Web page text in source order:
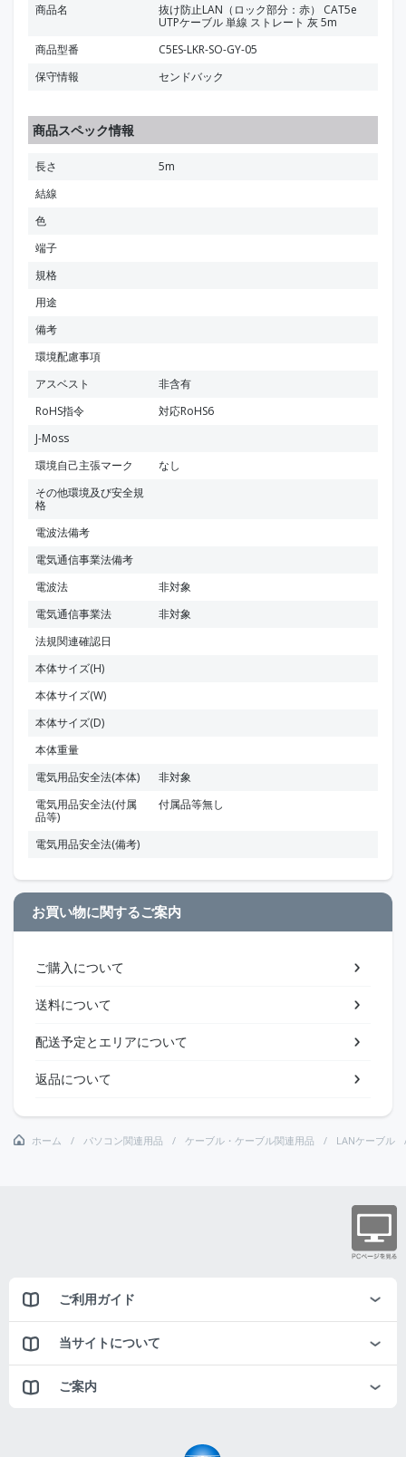
商品名
抜け防止LAN（ロック部分：赤） CAT5e
UTPケーブル 単線 ストレート 灰 5m
商品型番
C5ES-LKR-SO-GY-05
保守情報
センドバック
商品スペック情報
長さ
5m
結線
色
端子
規格
用途
備考
環境配慮事項
アスベスト
非含有
RoHS指令
対応RoHS6
J-Moss
環境自己主張マーク
なし
その他環境及び安全規
格
電波法備考
電気通信事業法備考
電波法
非対象
電気通信事業法
非対象
法規関連確認日
本体サイズ(H)
本体サイズ(W)
本体サイズ(D)
本体重量
電気用品安全法(本体)
非対象
電気用品安全法(付属
品等)
付属品等無し
電気用品安全法(備考)
お買い物に関するご案内
ご購入について
送料について
配送予定とエリアについて
返品について
ホーム パソコン関連用品 ケーブル・ケーブル関連用品 LANケーブル
ご利用ガイド
当サイトについて
ご案内